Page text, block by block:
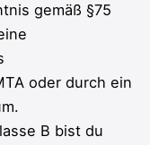
gemäß §75
oder durch ein
B bist du